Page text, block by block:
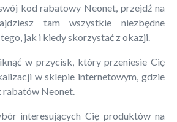
kod rabatowy Neonet, przejdź na
tam wszystkie niezbędne
jak i kiedy skorzystać z okazji.
w przycisk, który przeniesie Cię
w sklepie internetowym, gdzie
rabatów Neonet.
interesujących Cię produktów na